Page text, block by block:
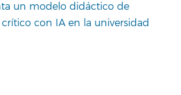
un modelo didáctico de
con IA en la universidad